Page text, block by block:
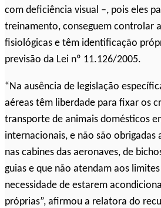
com deficiência visual –, pois eles
treinamento, conseguem controlar
fisiológicas e têm identificação
previsão da Lei nº 11.126/2005.
“Na ausência de legislação
aéreas têm liberdade para fixar os
transporte de animais domésticos
internacionais, e não são obrigadas
nas cabines das aeronaves, de
guias e que não atendam aos
necessidade de estarem
próprias”, afirmou a relatora do